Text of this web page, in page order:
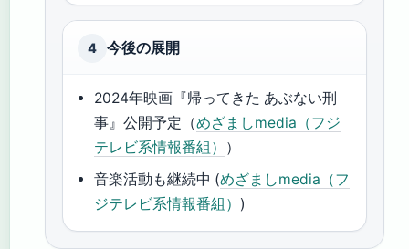
4 今後の展開
2024年映画『帰ってきた あぶない刑
事』公開予定（めざましmedia（フジ
テレビ系情報番組） ）
音楽活動も継続中 (めざましmedia（フ
ジテレビ系情報番組） )